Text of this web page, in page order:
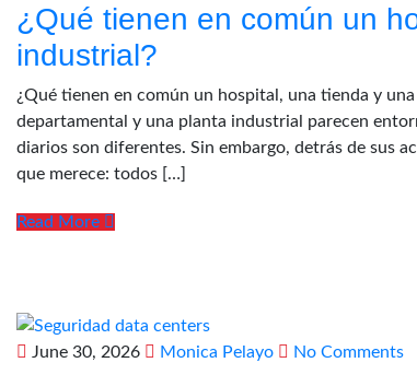
¿Qué tienen en común un
industrial?
¿Qué tienen en común un hospital, una tienda y
departamental y una planta industrial parecen
diarios son diferentes. Sin embargo, detrás de sus
que merece: todos […]
Read More
June 30, 2026 Monica Pelayo No Comments